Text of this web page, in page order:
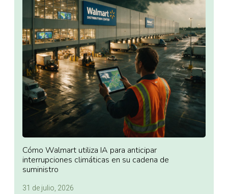
Cómo Walmart utiliza IA para anticipar
interrupciones climáticas en su cadena de
suministro
31 de julio, 2026